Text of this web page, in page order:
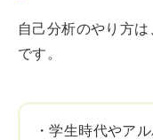
自己分析のやり方
です。
・学生時代やア